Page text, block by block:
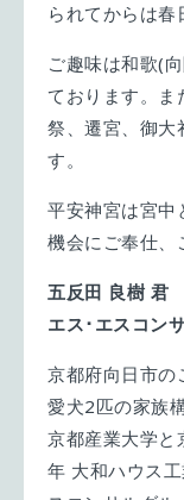
られてからは春
ご趣味は和歌(
ております。ま
祭、遷宮、御大
す。
平安神宮は宮中
機会にご奉仕、
五反田 良樹 君
エス･エスコン
京都府向日市の
愛犬2匹の家族
京都産業大学と
年 大和ハウス